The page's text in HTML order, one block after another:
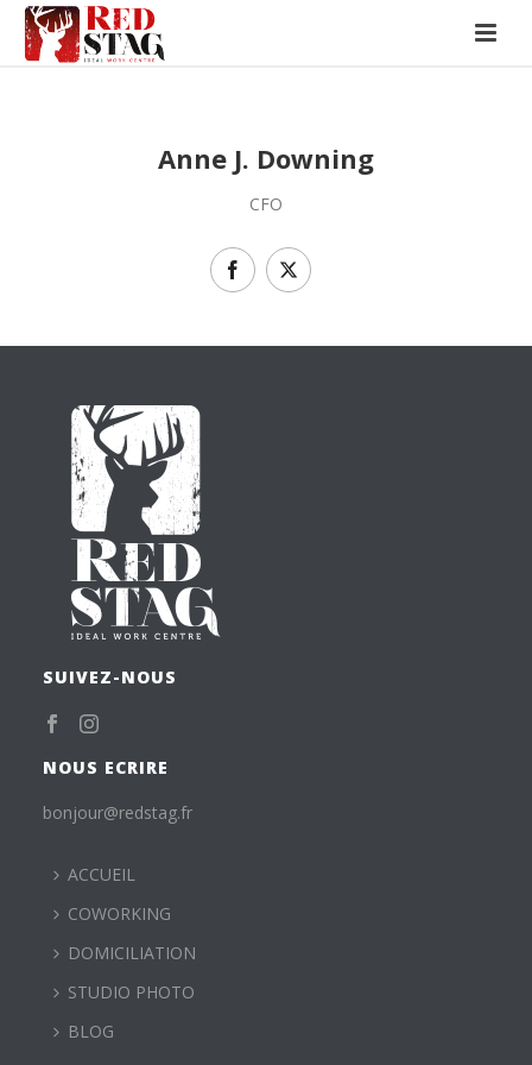
Anne J. Downing
CFO
SUIVEZ-NOUS
NOUS ECRIRE
bonjour@redstag.fr
ACCUEIL
COWORKING
DOMICILIATION
STUDIO PHOTO
BLOG